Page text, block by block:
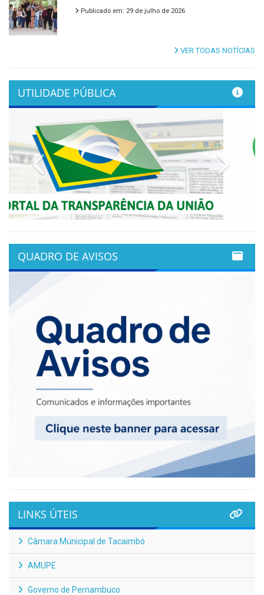
Publicado em: 29 de julho de 2026
VER TODAS NOTÍCIAS
UTILIDADE PÚBLICA
Previous Next
QUADRO DE AVISOS
LINKS ÚTEIS
Câmara Municipal de Tacaimbó
AMUPE
Governo de Pernambuco